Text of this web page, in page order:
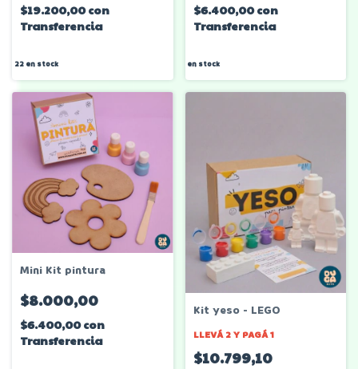
$19.200,00con
Transferencia
22en stock
$6.400,00con
Transferencia
en stock
Mini Kit pintura
$8.000,00
$6.400,00con
Transferencia
Kit yeso - LEGO
LLEVÁ 2 Y PAGÁ 1
$10.799,10